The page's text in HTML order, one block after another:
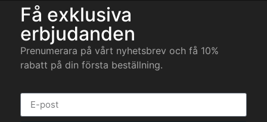
Få exklusiva
erbjudanden
Prenumerara på vårt nyhetsbrev och få 10%
rabatt på din första beställning.